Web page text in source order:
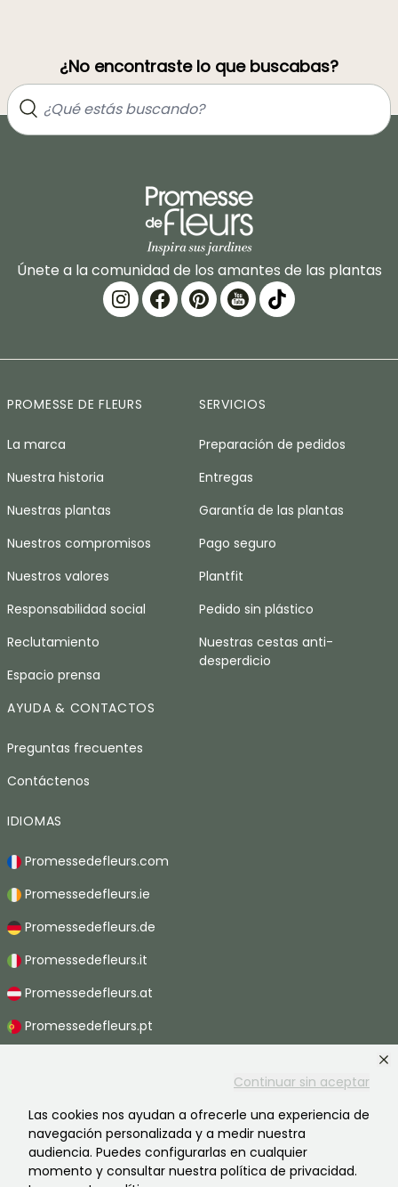
Continuar sin aceptar
Las cookies nos ayudan a ofrecerle una experiencia de
navegación personalizada y a medir nuestra
audiencia. Puedes configurarlas en cualquier
momento y consultar nuestra política de privacidad.
¿No encontraste lo que buscabas?
Únete a la comunidad de los amantes de las plantas
PROMESSE DE FLEURS
La marca
Nuestra historia
Nuestras plantas
Nuestros compromisos
Nuestros valores
Responsabilidad social
Reclutamiento
Espacio prensa
SERVICIOS
Preparación de pedidos
Entregas
Garantía de las plantas
Pago seguro
Plantfit
Pedido sin plástico
Nuestras cestas anti-
desperdicio
AYUDA & CONTACTOS
Preguntas frecuentes
Contáctenos
IDIOMAS
Promessedefleurs.com
Promessedefleurs.ie
Promessedefleurs.de
Promessedefleurs.it
Promessedefleurs.at
Promessedefleurs.pt
Promessedefleurs.ch